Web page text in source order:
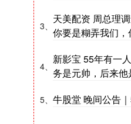
3、
天美配资 周总理
你要是糊弄我们
4、
新影宝 55年有一
务是元帅，后来
5、 牛股堂 晚间公告